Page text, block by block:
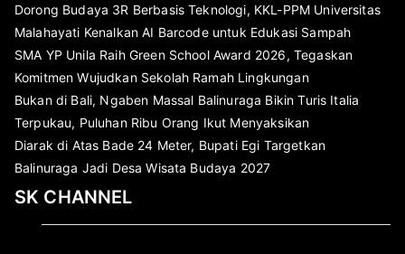
Dorong Budaya 3R Berbasis Teknologi, KKL-PPM Universitas
Malahayati Kenalkan AI Barcode untuk Edukasi Sampah
SMA YP Unila Raih Green School Award 2026, Tegaskan
Komitmen Wujudkan Sekolah Ramah Lingkungan
Bukan di Bali, Ngaben Massal Balinuraga Bikin Turis Italia
Terpukau, Puluhan Ribu Orang Ikut Menyaksikan
Diarak di Atas Bade 24 Meter, Bupati Egi Targetkan
Balinuraga Jadi Desa Wisata Budaya 2027
SK CHANNEL